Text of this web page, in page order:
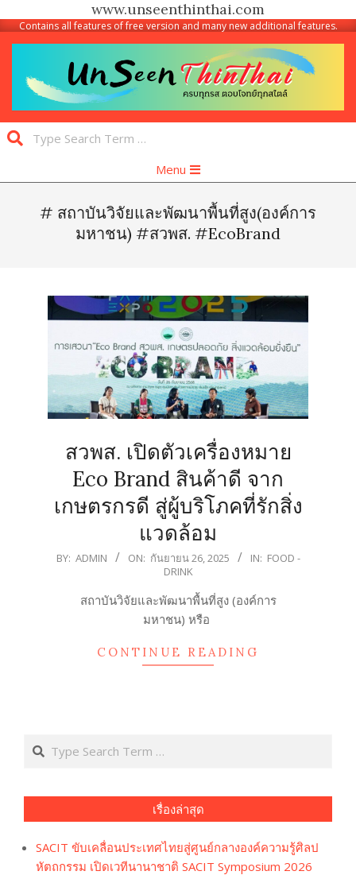
www.unseenthinthai.com
SkipContains all features of free version and many new additional features.
Unseen
Thinthai
Navigation
Menu
# สถาบันวิจัยและพัฒนาพื้นที่สูง(องค์การ
มหาชน) #สวพส. #EcoBrand
สวพส. เปิดตัวเครื่องหมาย
Eco Brand สินค้าดี จาก
เกษตรกรดี สู่ผู้บริโภคที่รักสิ่ง
แวดล้อม
2025-
BY: ADMIN ON: กันยายน 26, 2025 IN: FOOD -
DRINK
สถาบันวิจัยและพัฒนาพื้นที่สูง (องค์การ
มหาชน) หรือ
CONTINUE READING
Search
เรื่องล่าสุด
SACIT ขับเคลื่อนประเทศไทยสู่ศูนย์กลางองค์ความรู้ศิลป
หัตถกรรม เปิดเวทีนานาชาติ SACIT Symposium 2026